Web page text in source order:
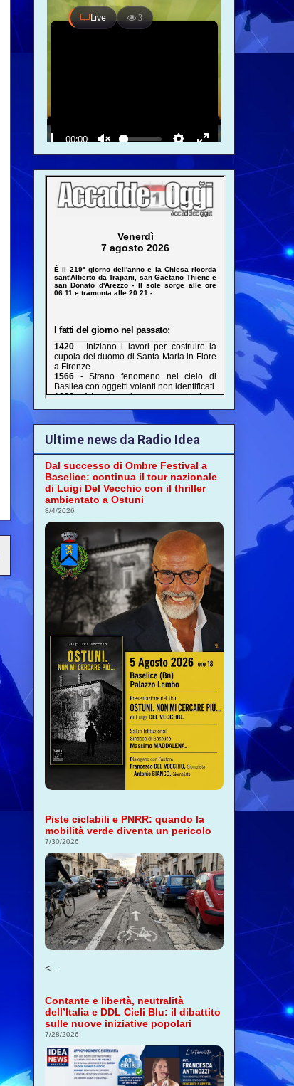
Ultime news da Radio Idea
Dal successo di Ombre Festival a
Baselice: continua il tour nazionale
di Luigi Del Vecchio con il thriller
ambientato a Ostuni
8/4/2026
Piste ciclabili e PNRR: quando la
mobilità verde diventa un pericolo
7/30/2026
<...
Contante e libertà, neutralità
dell’Italia e DDL Cieli Blu: il dibattito
sulle nuove iniziative popolari
7/28/2026